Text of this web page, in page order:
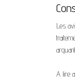
Les
A lire